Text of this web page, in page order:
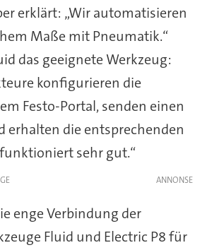
erklärt: „Wir automatisieren
Maße mit Pneumatik.“
das geeignete Werkzeug:
konfigurieren die
Festo-Portal, senden einen
erhalten die entsprechenden
sehr gut.“
enge Verbindung der
Fluid und Electric P8 für